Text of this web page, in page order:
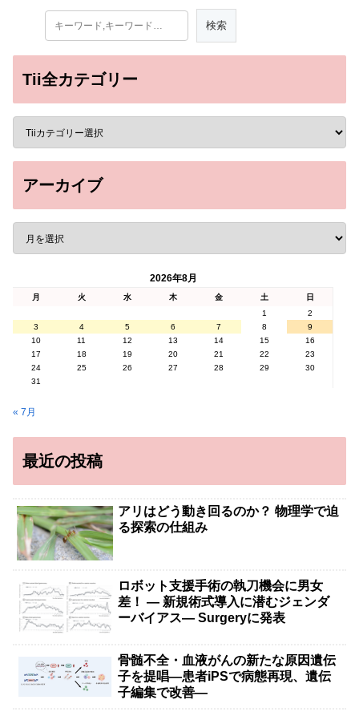
Tii全カテゴリー
アーカイブ
2026年8月
月 火 水 木 金 土
日
1
2
3
4 5 6 7 8
9
10
11 12 13 14 15
16
17
18 19 20 21 22
23
24
25 26 27 28 29
30
31
« 7月
最近の投稿
アリはどう動き回るのか？ 物理学で迫
る探索の仕組み
ロボット支援手術の執刀機会に男女
差！ — 新規術式導入に潜むジェンダ
ーバイアス— Surgeryに発表
骨髄不全・血液がんの新たな原因遺伝
子を提唱―患者iPSで病態再現、遺伝
子編集で改善―